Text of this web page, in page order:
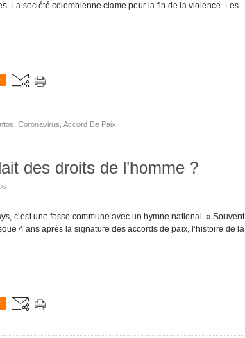
La société colombienne clame pour la fin de la violence. Les
Coronavirus Accord De Paix
des droits de l’homme ?
c’est une fosse commune avec un hymne national. » Souvent
4 ans après la signature des accords de paix, l’histoire de la